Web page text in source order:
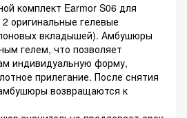
комплект Earmor S06 для
оригинальные гелевые
вкладышей). Амбушюры
гелем, что позволяет
индивидуальную форму,
прилегание. После снятия
возвращаются к